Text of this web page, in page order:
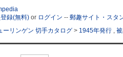
録(無料) or ログイン -- 郵趣サイト・スタ
ーリンゲン 切手カタログ > 1945年発行 ,